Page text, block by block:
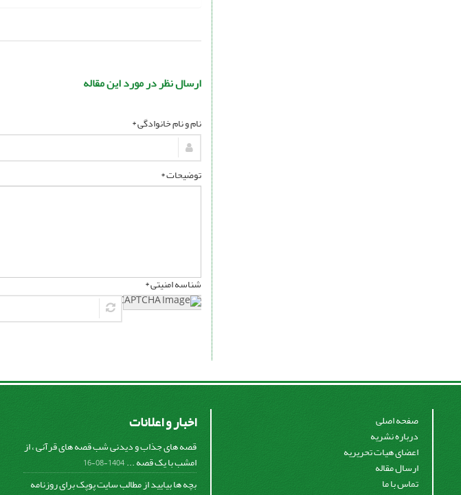
ارسال نظر در مورد این مقاله
نام و نام خانوادگی *
توضیحات *
شناسه امنیتی *
صفحه اصلی
درباره نشریه
اعضای هیات تحریریه
ارسال مقاله
تماس با ما
اخبار و اعلانات
قصه های جذاب و دیدنی شب قصه های قرآنی ، از
امشب با یک قصه ... 1404-08-16
بچه ها بیایید از مطالب سایت پوپک برای روزنامه